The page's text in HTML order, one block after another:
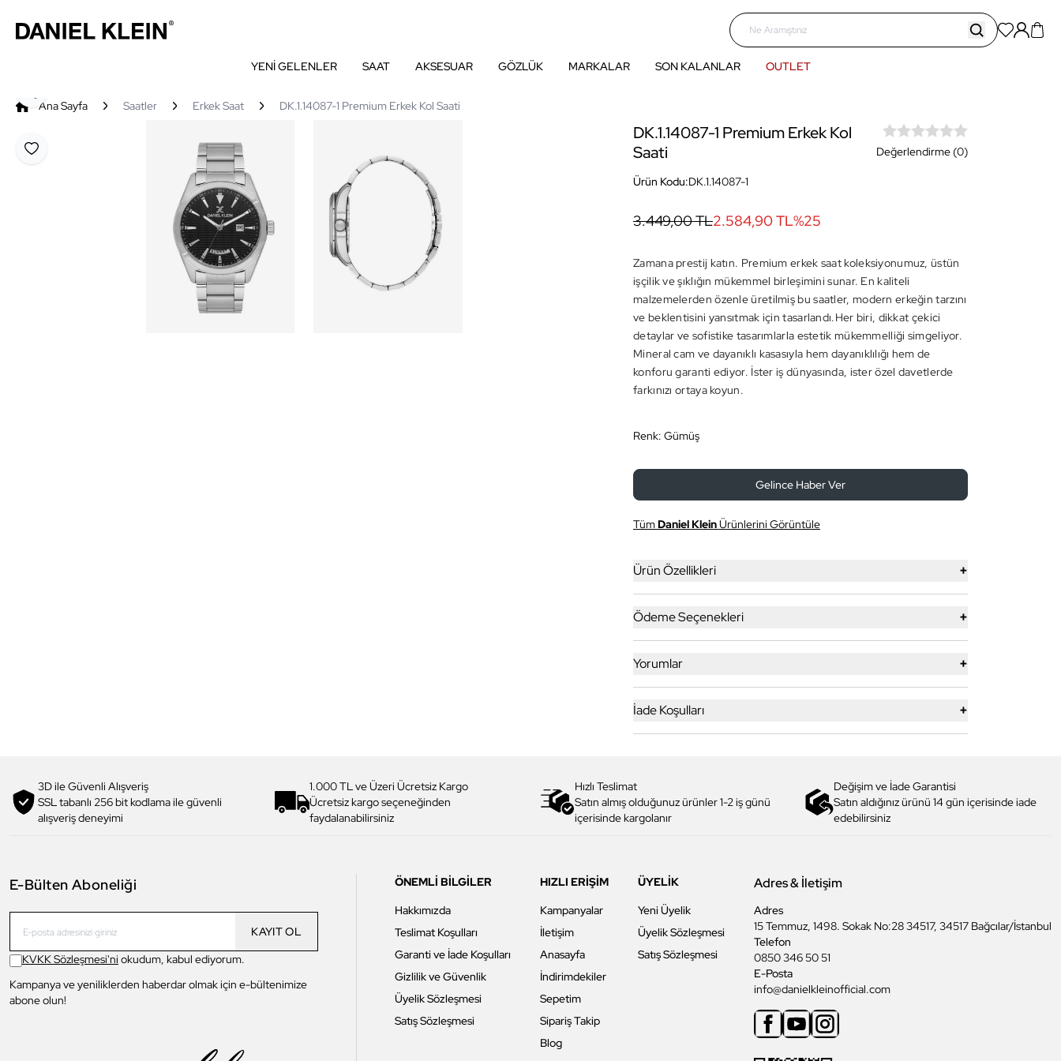
YENİ GELENLER SAAT AKSESUAR GÖZLÜK MARKALAR SON KALANLAR OUTLET
Ana Sayfa Saatler Erkek Saat DK.1.14087-1 Premium Erkek Kol Saati
Favoriye Ekle
Paylaş
DK.1.14087-1 Premium Erkek Kol
Saati
Ürün Kodu:DK.1.14087-1
Değerlendirme (0)
3.449,00 TL2.584,90 TL%25
Zamana prestij katın. Premium erkek saat koleksiyonumuz, üstün
işçilik ve şıklığın mükemmel birleşimini sunar. En kaliteli
malzemelerden özenle üretilmiş bu saatler, modern erkeğin tarzını
ve beklentisini yansıtmak için tasarlandı.Her biri, dikkat çekici
detaylar ve sofistike tasarımlarla estetik mükemmelliği simgeliyor.
Mineral cam ve dayanıklı kasasıyla hem dayanıklılığı hem de
konforu garanti ediyor. İster iş dünyasında, ister özel davetlerde
farkınızı ortaya koyun.
Renk: Gümüş
Gelince Haber Ver
TümDaniel KleinÜrünlerini Görüntüle
Ürün Özellikleri +
Ödeme Seçenekleri +
Yorumlar +
İade Koşulları +
3D ile Güvenli Alışveriş
SSL tabanlı 256 bit kodlama ile güvenli
alışveriş deneyimi
1.000 TL ve Üzeri Ücretsiz Kargo
Ücretsiz kargo seçeneğinden
faydalanabilirsiniz
Hızlı Teslimat
Satın almış olduğunuz ürünler 1-2 iş günü
içerisinde kargolanır
Değişim ve İade Garantisi
Satın aldığınız ürünü 14 gün içerisinde iade
edebilirsiniz
E-Bülten Aboneliği
KAYIT OL
KVKK Sözleşmesi'ni okudum, kabul ediyorum.
Kampanya ve yeniliklerden haberdar olmak için e-bültenimize
abone olun!
ÖNEMLİ BİLGİLER
Hakkımızda
Teslimat Koşulları
Garanti ve İade Koşulları
Gizlilik ve Güvenlik
Üyelik Sözleşmesi
Satış Sözleşmesi
HIZLI ERİŞİM
Kampanyalar
İletişim
Anasayfa
İndirimdekiler
Sepetim
Sipariş Takip
Blog
ÜYELİK
Yeni Üyelik
Üyelik Sözleşmesi
Satış Sözleşmesi
Adres & İletişim
Adres
15 Temmuz, 1498. Sokak No:28 34517, 34517 Bağcılar/İstanbul
Telefon
0850 346 50 51
E-Posta
info@danielkleinofficial.com
FacebookYoutubeInstagram